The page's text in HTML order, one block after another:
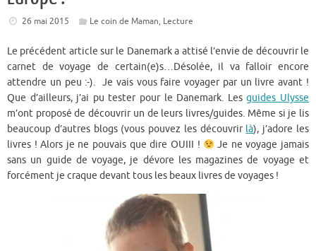
26 mai 2015 Le coin de Maman, Lecture
Le précédent article sur le Danemark a attisé l’envie de découvrir le
carnet de voyage de certain(e)s…Désolée, il va falloir encore
attendre un peu :-). Je vais vous faire voyager par un livre avant !
Que d’ailleurs, j’ai pu tester pour le Danemark. Lesguides Ulysse
m’ont proposé de découvrir un de leurs livres/guides. Même si je lis
beaucoup d’autres blogs (vous pouvez les découvrir là), j’adore les
livres ! Alors je ne pouvais que dire OUIII !
Je ne voyage jamais
sans un guide de voyage, je dévore les magazines de voyage et
forcément je craque devant tous les beaux livres de voyages !